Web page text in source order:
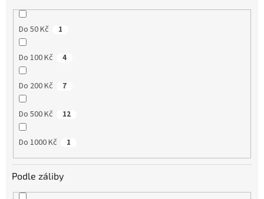
Do 50 Kč 1
Do 100 Kč 4
Do 200 Kč 7
Do 500 Kč 12
Do 1000 Kč 1
Podle záliby